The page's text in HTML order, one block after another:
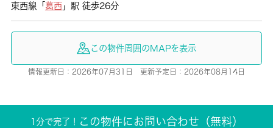
東西線「 葛西」駅 徒歩26分
この物件周囲のMAPを表示
情報更新日：2026年07月31日 更新予定日：2026年08月14日
1分で完了！ この物件にお問い合わせ（無料）